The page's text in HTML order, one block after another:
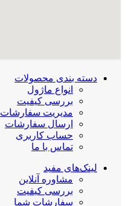
دسته بندی محصولات
انواع ماژول
بررسی کیفیت
مدیریت سفارشات
ارسال سفارشات
حساب کاربری
تماس با ما
لینک‌های مفید
مشاوره آنلاین
بررسی کیفیت
سفارشات شما